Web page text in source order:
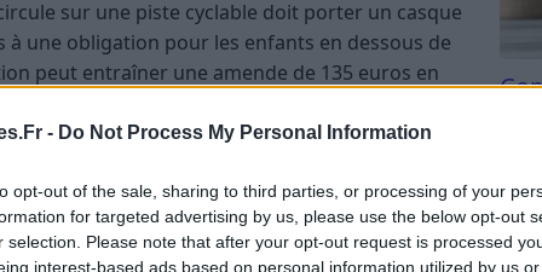
- Do Not Process My Personal Information
opt-out of the sale, sharing to third parties, or processing of your
for targeted advertising by us, please use the below opt-out
selection. Please note that after your opt-out request is processed
interest-based ads based on personal information utilized by us
sur une piste cyclable doit porter un casque
à une obligation pour les enfants en dessous de
peut entraîner une amende de 135 euros en
réduite, l’éclairage est essentiel pour que la
de la route. La réglementation impose
Tri
du